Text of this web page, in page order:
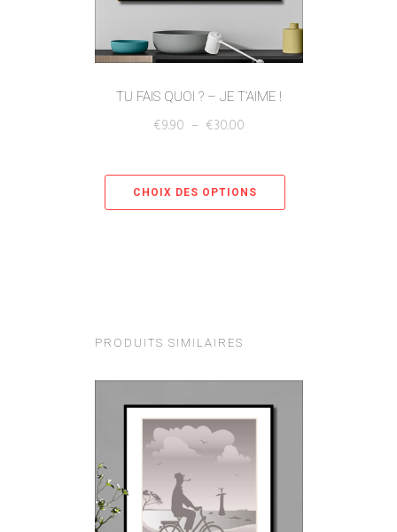
TU FAIS QUOI ? – JE T’AIME !
€9.90 – €30.00
CHOIX DES OPTIONS
PRODUITS SIMILAIRES